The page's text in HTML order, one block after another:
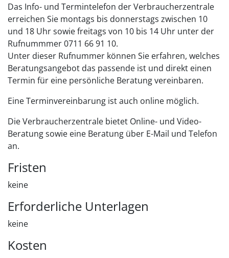
Das Info- und Termintelefon der Verbraucherzentrale
erreichen Sie montags bis donnerstags zwischen 10
und 18 Uhr sowie freitags von 10 bis 14 Uhr unter der
Rufnummmer 0711 66 91 10.
Unter dieser Rufnummer können Sie erfahren, welches
Beratungsangebot das passende ist und direkt einen
Termin für eine persönliche Beratung vereinbaren.
Eine Terminvereinbarung ist auch online möglich.
Die Verbraucherzentrale bietet Online- und Video-
Beratung sowie eine Beratung über E-Mail und Telefon
an.
Fristen
keine
Erforderliche Unterlagen
keine
Kosten